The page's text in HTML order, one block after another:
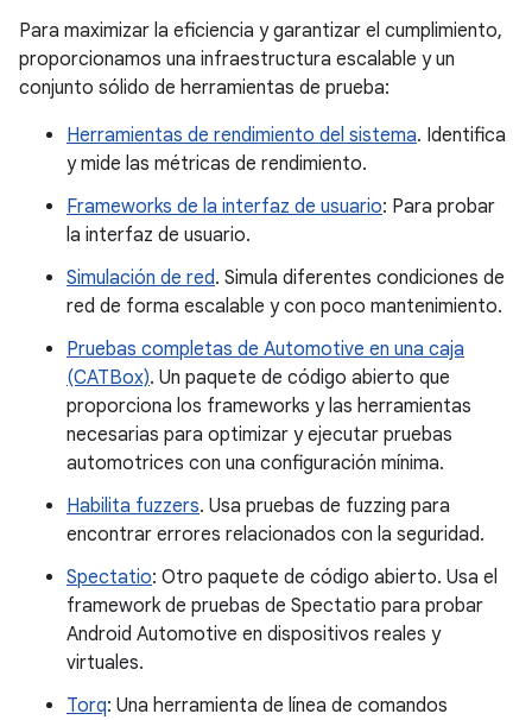
Para maximizar la eficiencia y garantizar el cumplimiento,
proporcionamos una infraestructura escalable y un
conjunto sólido de herramientas de prueba:
Herramientas de rendimiento del sistema. Identifica
y mide las métricas de rendimiento.
Frameworks de la interfaz de usuario: Para probar
la interfaz de usuario.
Simulación de red. Simula diferentes condiciones de
red de forma escalable y con poco mantenimiento.
Pruebas completas de Automotive en una caja
(CATBox). Un paquete de código abierto que
proporciona los frameworks y las herramientas
necesarias para optimizar y ejecutar pruebas
automotrices con una configuración mínima.
Habilita fuzzers. Usa pruebas de fuzzing para
encontrar errores relacionados con la seguridad.
Spectatio: Otro paquete de código abierto. Usa el
framework de pruebas de Spectatio para probar
Android Automotive en dispositivos reales y
virtuales.
Torq: Una herramienta de línea de comandos